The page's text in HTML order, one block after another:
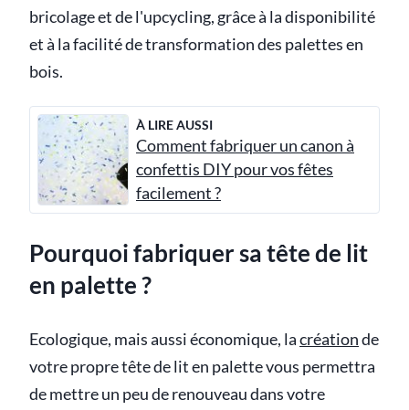
bricolage et de l'upcycling, grâce à la disponibilité
et à la facilité de transformation des palettes en
bois.
À LIRE AUSSI
Comment fabriquer un canon à
confettis DIY pour vos fêtes
facilement ?
Pourquoi fabriquer sa tête de lit
en palette ?
Ecologique, mais aussi économique, lacréationde
votre propre tête de lit en palette vous permettra
de mettre un peu de renouveau dans votre